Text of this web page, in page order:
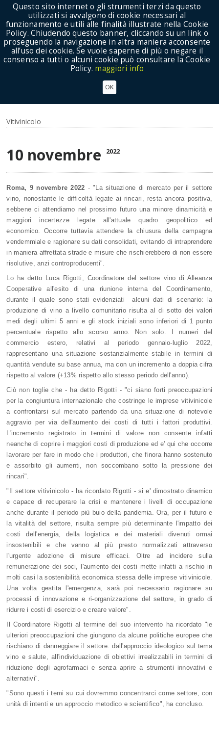
Show Menu
POSITIVA, NON SI INTRAPRENDANO STRADE CHE
Vitivinicolo
10 novembre 2022
Roma, 9 novembre 2022 - "La situazione di mercato per il settore
vino, nonostante le difficoltà legate ai rincari, resta ancora positiva,
sebbene ci attendiamo nel prossimo futuro una minore dinamicità e
maggiori incertezze legate all'attuale quadro geopolitico ed
economico. Occorre tuttavia attendere la chiusura della campagna
vendemmiale e ragionare su dati consolidati, evitando di intraprendere
in maniera affrettata strade e misure che rischierebbero di non essere
risolutive, anzi controproducenti".
Lo ha detto Luca Rigotti, Coordinatore del settore vino di Alleanza
Cooperative all'esito di una riunione interna del Coordinamento,
durante il quale sono stati evidenziati alcuni dati di scenario: la
produzione di vino a livello comunitario risulta al di sotto dei valori
medi degli ultimi 5 anni e gli stock iniziali sono inferiori di 1 punto
percentuale rispetto allo scorso anno. Non solo. I numeri del
commercio estero, relativi al periodo gennaio-luglio 2022,
rappresentano una situazione sostanzialmente stabile in termini di
quantità vendute su base annua, ma con un incremento a doppia cifra
rispetto al valore (+13% rispetto allo stesso periodo dell'anno).
Ciò non toglie che - ha detto Rigotti - "ci siano forti preoccupazioni
per la congiuntura internazionale che costringe le imprese vitivinicole
a confrontarsi sul mercato partendo da una situazione di notevole
aggravio per via dell'aumento dei costi di tutti i fattori produttivi.
L'incremento registrato in termini di valore non consente infatti
neanche di coprire i maggiori costi di produzione ed e' qui che occorre
lavorare per fare in modo che i produttori, che finora hanno sostenuto
e assorbito gli aumenti, non soccombano sotto la pressione dei
rincari".
"Il settore vitivinicolo - ha ricordato Rigotti - si e' dimostrato dinamico
e capace di recuperare la crisi e mantenere i livelli di occupazione
anche durante il periodo più buio della pandemia. Ora, per il futuro e
la vitalità del settore, risulta sempre più determinante l'impatto dei
costi dell'energia, della logistica e dei materiali divenuti ormai
insostenibili e che vanno al più presto normalizzati attraverso
l'urgente adozione di misure efficaci. Oltre ad incidere sulla
remunerazione dei soci, l'aumento dei costi mette infatti a rischio in
molti casi la sostenibilità economica stessa delle imprese vitivinicole.
Una volta gestita l'emergenza, sarà poi necessario ragionare su
processi di innovazione e ri-organizzazione del settore, in grado di
ridurre i costi di esercizio e creare valore".
Il Coordinatore Rigotti al termine del suo intervento ha ricordato "le
ulteriori preoccupazioni che giungono da alcune politiche europee che
rischiano di danneggiare il settore: dall'approccio ideologico sul tema
vino e salute, all'individuazione di obiettivi irrealizzabili in termini di
riduzione degli agrofarmaci e senza aprire a strumenti innovativi e
alternativi".
"Sono questi i temi su cui dovremmo concentrarci come settore, con
unità di intenti e un approccio metodico e scientifico", ha concluso.
Questo sito internet o gli strumenti terzi da questo
utilizzati si avvalgono di cookie necessari al
funzionamento e utili alle finalità illustrate nella Cookie
Policy. Chiudendo questo banner, cliccando su un link o
proseguendo la navigazione in altra maniera acconsente
all’uso dei cookie. Se vuole saperne di più o negare il
consenso a tutti o alcuni cookie può consultare la Cookie
Policy. maggiori info
OK